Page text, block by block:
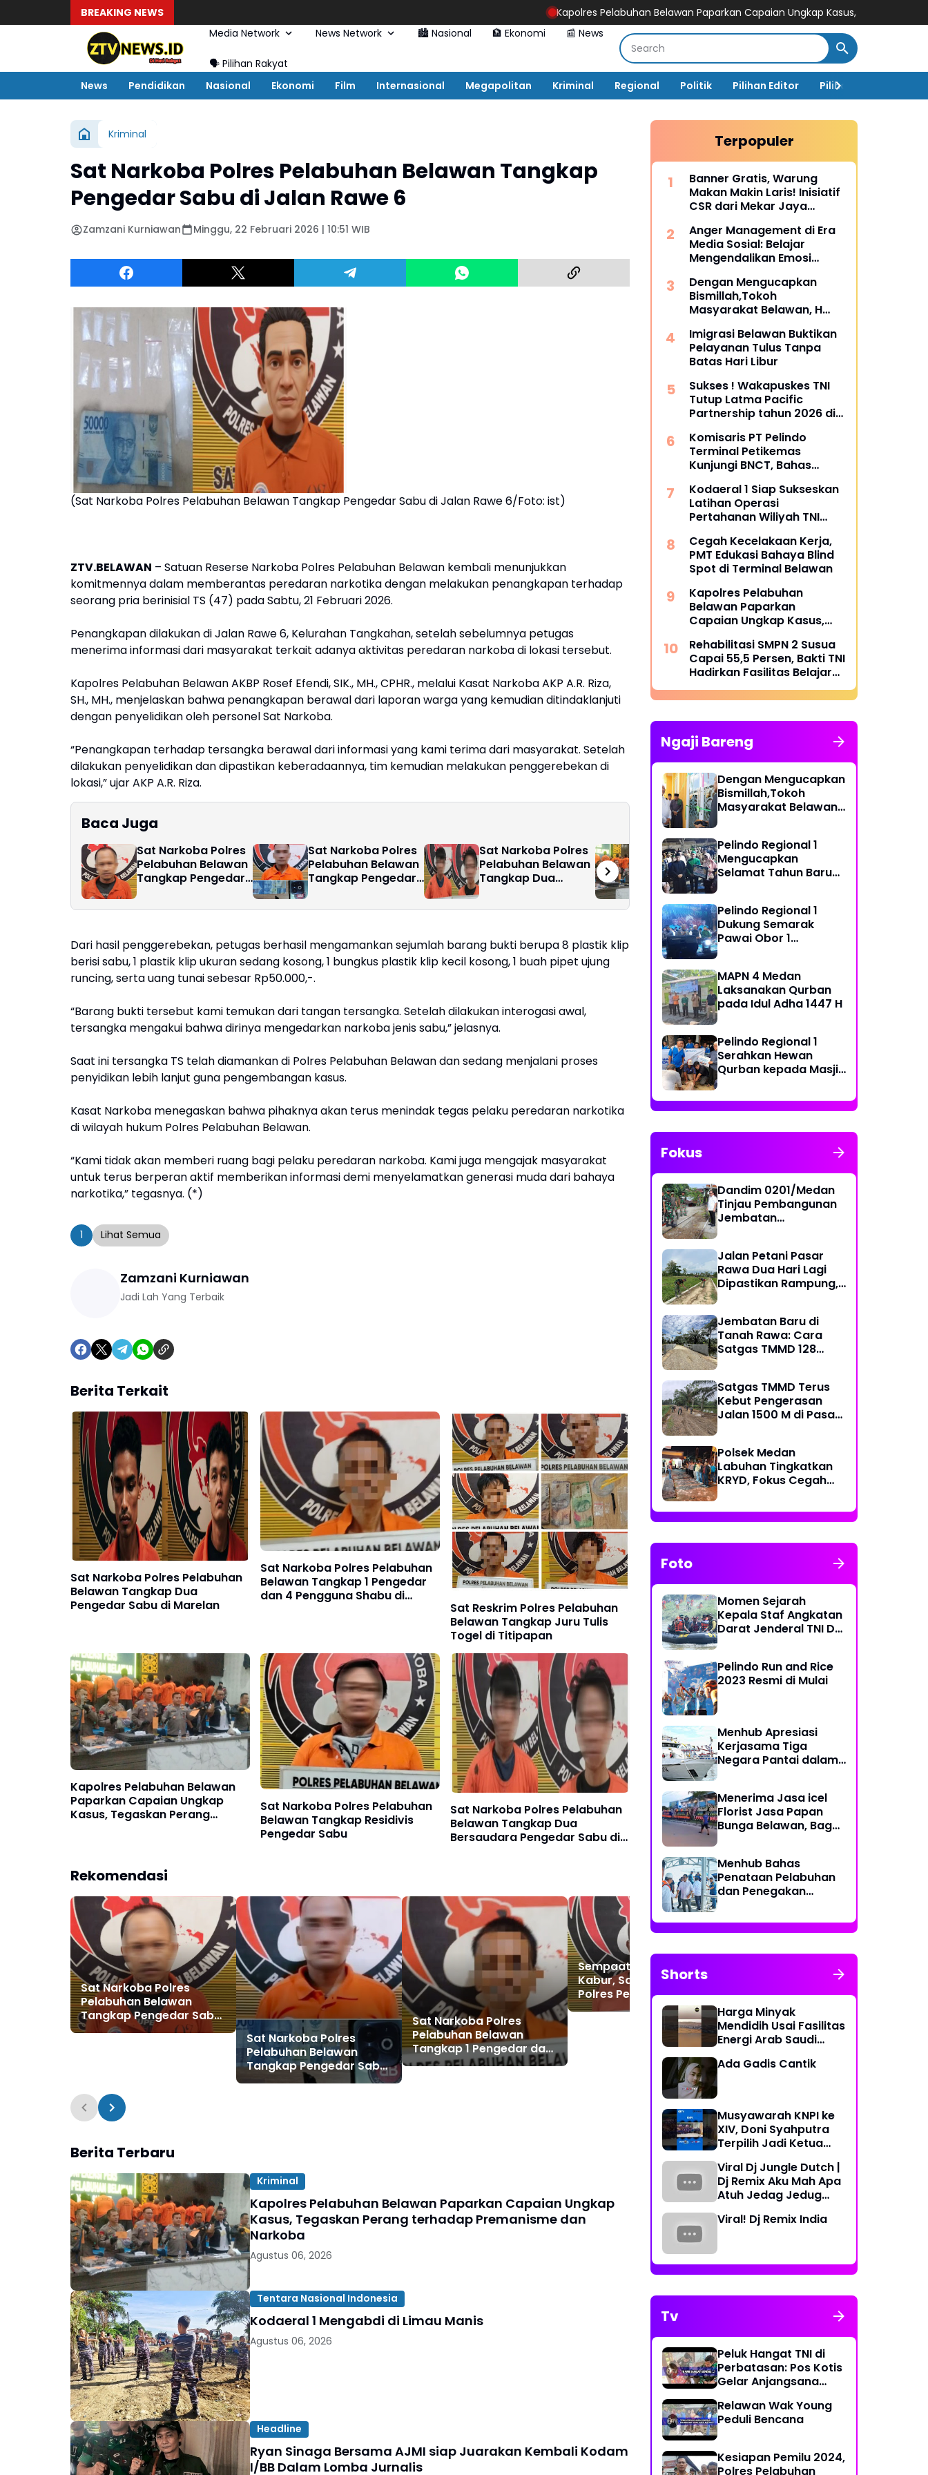
BREAKING NEWS
Kapolres Pelabuhan Belawan Paparkan Capaian Ungkap Kasus, Tegaskan Perang terhadap
Media Network
News Network 🏙️ Nasional 🏦 Ekonomi 📰 News
🗣️ Pilihan Rakyat
News
Pendidikan Nasional Ekonomi Film Internasional Megapolitan Kriminal Regional Politik Pilihan Editor Pilihan Rakyat
Kriminal
Sat Narkoba Polres Pelabuhan Belawan Tangkap
Pengedar Sabu di Jalan Rawe 6
Zamzani Kurniawan Minggu, 22 Februari 2026 | 10:51 WIB
(Sat Narkoba Polres Pelabuhan Belawan Tangkap Pengedar Sabu di Jalan Rawe 6/Foto: ist)
ZTV.BELAWAN – Satuan Reserse Narkoba Polres Pelabuhan Belawan kembali menunjukkan
komitmennya dalam memberantas peredaran narkotika dengan melakukan penangkapan terhadap
seorang pria berinisial TS (47) pada Sabtu, 21 Februari 2026.
Penangkapan dilakukan di Jalan Rawe 6, Kelurahan Tangkahan, setelah sebelumnya petugas
menerima informasi dari masyarakat terkait adanya aktivitas peredaran narkoba di lokasi tersebut.
Kapolres Pelabuhan Belawan AKBP Rosef Efendi, SIK., MH., CPHR., melalui Kasat Narkoba AKP A.R. Riza,
SH., MH., menjelaskan bahwa penangkapan berawal dari laporan warga yang kemudian ditindaklanjuti
dengan penyelidikan oleh personel Sat Narkoba.
“Penangkapan terhadap tersangka berawal dari informasi yang kami terima dari masyarakat. Setelah
dilakukan penyelidikan dan dipastikan keberadaannya, tim kemudian melakukan penggerebekan di
lokasi,” ujar AKP A.R. Riza.
Baca Juga
Sat Narkoba Polres
Pelabuhan Belawan
Tangkap Pengedar
Sat Narkoba Polres
Pelabuhan Belawan
Tangkap Pengedar
Sat Narkoba Polres
Pelabuhan Belawan
Tangkap Dua
Kapolres Pelabuhan
Belawan Paparkan
Capaian Ungkap
Kasus, Tegaskan
Perang terhadap
Premanisme dan
Narkoba
Tangkap Residivis
Dari hasil penggerebekan, petugas berhasil mengamankan sejumlah barang bukti berupa 8 plastik klip
berisi sabu, 1 plastik klip ukuran sedang kosong, 1 bungkus plastik klip kecil kosong, 1 buah pipet ujung
runcing, serta uang tunai sebesar Rp50.000,-.
“Barang bukti tersebut kami temukan dari tangan tersangka. Setelah dilakukan interogasi awal,
tersangka mengakui bahwa dirinya mengedarkan narkoba jenis sabu,” jelasnya.
Saat ini tersangka TS telah diamankan di Polres Pelabuhan Belawan dan sedang menjalani proses
penyidikan lebih lanjut guna pengembangan kasus.
Kasat Narkoba menegaskan bahwa pihaknya akan terus menindak tegas pelaku peredaran narkotika
di wilayah hukum Polres Pelabuhan Belawan.
“Kami tidak akan memberi ruang bagi pelaku peredaran narkoba. Kami juga mengajak masyarakat
untuk terus berperan aktif memberikan informasi demi menyelamatkan generasi muda dari bahaya
narkotika,” tegasnya. (*)
1 Lihat Semua
Zamzani Kurniawan
Jadi Lah Yang Terbaik
Berita Terkait
Sat Narkoba Polres Pelabuhan
Belawan Tangkap Dua
Pengedar Sabu di Marelan
Sat Narkoba Polres Pelabuhan
Belawan Tangkap 1 Pengedar
dan 4 Pengguna Shabu di
Sat Reskrim Polres Pelabuhan
Belawan Tangkap Juru Tulis
Togel di Titipapan
Kapolres Pelabuhan Belawan
Paparkan Capaian Ungkap
Kasus, Tegaskan Perang
Sat Narkoba Polres Pelabuhan
Belawan Tangkap Residivis
Pengedar Sabu
Sat Narkoba Polres Pelabuhan
Belawan Tangkap Dua
Bersaudara Pengedar Sabu di
Rekomendasi
Sat Narkoba Polres
Pelabuhan Belawan
Tangkap Pengedar Sabu
di Marelan, Sita 10 Paket
Sat Narkoba Polres
Pelabuhan Belawan
Tangkap Pengedar Sabu
di Medan Marelan
Sat Narkoba Polres
Pelabuhan Belawan
Tangkap 1 Pengedar dan
4 Pengguna Shabu di
Sempaat berusaha
Kabur, Sat Narkoba
Polres Pelabuhan
Belawan Tangkap Medan
Pelabuhan Belawan
Pengedar Sabu
Berita Terbaru
Kriminal
Kapolres Pelabuhan Belawan Paparkan Capaian Ungkap
Kasus, Tegaskan Perang terhadap Premanisme dan
Narkoba
Agustus 06, 2026
Tentara Nasional Indonesia
Kodaeral 1 Mengabdi di Limau Manis
Agustus 06, 2026
Headline
Ryan Sinaga Bersama AJMI siap Juarakan Kembali Kodam
I/BB Dalam Lomba Jurnalis
Terpopuler
Banner Gratis, Warung
Makan Makin Laris! Inisiatif
CSR dari Mekar Jaya
Universitas Siber Asia
Anger Management di Era
Media Sosial: Belajar
Mengendalikan Emosi
Dengan Mengucapkan
Bismillah,Tokoh
Masyarakat Belawan, H
Musholla
Imigrasi Belawan Buktikan
Pelayanan Tulus Tanpa
Batas Hari Libur
Sukses ! Wakapuskes TNI
Tutup Latma Pacific
Partnership tahun 2026 di
Tengah
Komisaris PT Pelindo
Terminal Petikemas
Kunjungi BNCT, Bahas
Pengembangan Terminal
Kodaeral 1 Siap Sukseskan
Latihan Operasi
Pertahanan Wiliyah TNI
Cegah Kecelakaan Kerja,
PMT Edukasi Bahaya Blind
Spot di Terminal Belawan
Kapolres Pelabuhan
Belawan Paparkan
Capaian Ungkap Kasus,
Premanisme dan Narkoba
Rehabilitasi SMPN 2 Susua
Capai 55,5 Persen, Bakti TNI
Hadirkan Fasilitas Belajar
yang Lebih Layak
Ngaji Bareng
Dengan Mengucapkan
Bismillah,Tokoh
Masyarakat Belawan,
Pelindo Regional 1
Mengucapkan
Selamat Tahun Baru
Pelindo Regional 1
Dukung Semarak
Pawai Obor 1
MAPN 4 Medan
Laksanakan Qurban
pada Idul Adha 1447 H
Pelindo Regional 1
Serahkan Hewan
Qurban kepada Masjid
Fokus
Dandim 0201/Medan
Tinjau Pembangunan
Jembatan
Jalan Petani Pasar
Rawa Dua Hari Lagi
Dipastikan Rampung,
Jembatan Baru di
Tanah Rawa: Cara
Satgas TMMD 128
Satgas TMMD Terus
Kebut Pengerasan
Jalan 1500 M di Pasar
Warga
Polsek Medan
Labuhan Tingkatkan
KRYD, Fokus Cegah
dan Balap Liar
Foto
Momen Sejarah
Kepala Staf Angkatan
Darat Jenderal TNI Dr
Pelindo Run and Rice
2023 Resmi di Mulai
Menhub Apresiasi
Kerjasama Tiga
Negara Pantai dalam
Laut
Menerima Jasa icel
Florist Jasa Papan
Bunga Belawan, Bagus
Menhub Bahas
Penataan Pelabuhan
dan Penegakan
Sistem Identifikasi
Kapal Otomatis
Shorts
Harga Minyak
Mendidih Usai Fasilitas
Energi Arab Saudi
Ada Gadis Cantik
Musyawarah KNPI ke
XIV, Doni Syahputra
Terpilih Jadi Ketua
Periode 2023-2026
Viral Dj Jungle Dutch |
Dj Remix Aku Mah Apa
Atuh Jedag Jedug
Viral! Dj Remix India
Tv
Peluk Hangat TNI di
Perbatasan: Pos Kotis
Gelar Anjangsana
Relawan Wak Young
Peduli Bencana
Kesiapan Pemilu 2024,
Polres Pelabuhan